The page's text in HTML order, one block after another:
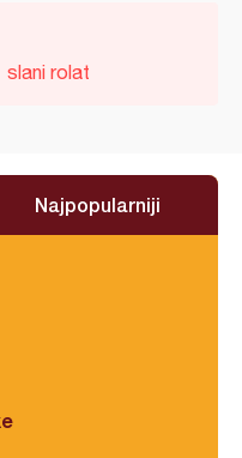
slani rolat
Najpopularniji